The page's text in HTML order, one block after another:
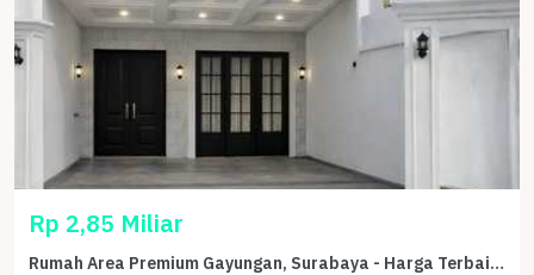
Rp 2,85 Miliar
Rumah Area Premium Gayungan, Surabaya - Harga Terbaik 2,85 Miliar